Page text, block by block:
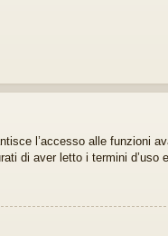
l’accesso alle funzioni
di aver letto i termini d’uso